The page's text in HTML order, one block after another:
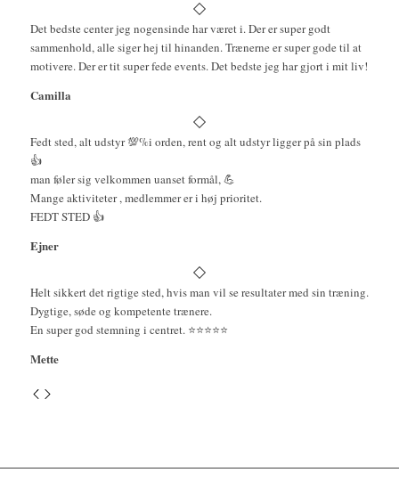
Det bedste center jeg nogensinde har været i. Der er super godt
sammenhold, alle siger hej til hinanden. Trænerne er super gode til at
motivere. Der er tit super fede events. Det bedste jeg har gjort i mit liv!
Camilla
Fedt sted, alt udstyr 💯%i orden, rent og alt udstyr ligger på sin plads
👍
man føler sig velkommen uanset formål, 💪
Mange aktiviteter , medlemmer er i høj prioritet.
FEDT STED 👍
Ejner
Helt sikkert det rigtige sted, hvis man vil se resultater med sin træning.
Dygtige, søde og kompetente trænere.
En super god stemning i centret. ⭐️⭐️⭐️⭐️⭐️
Mette